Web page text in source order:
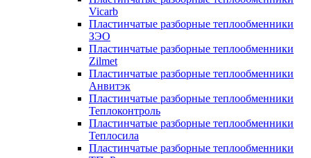
Vicarb
Пластинчатые разборные теплообменники
ЗЭО
Пластинчатые разборные теплообменники
Zilmet
Пластинчатые разборные теплообменники
Анвитэк
Пластинчатые разборные теплообменники
Теплоконтроль
Пластинчатые разборные теплообменники
Теплосила
Пластинчатые разборные теплообменники